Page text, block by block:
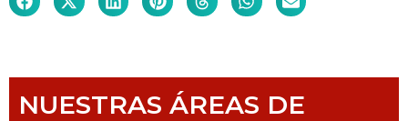
NUESTRAS ÁREAS DE